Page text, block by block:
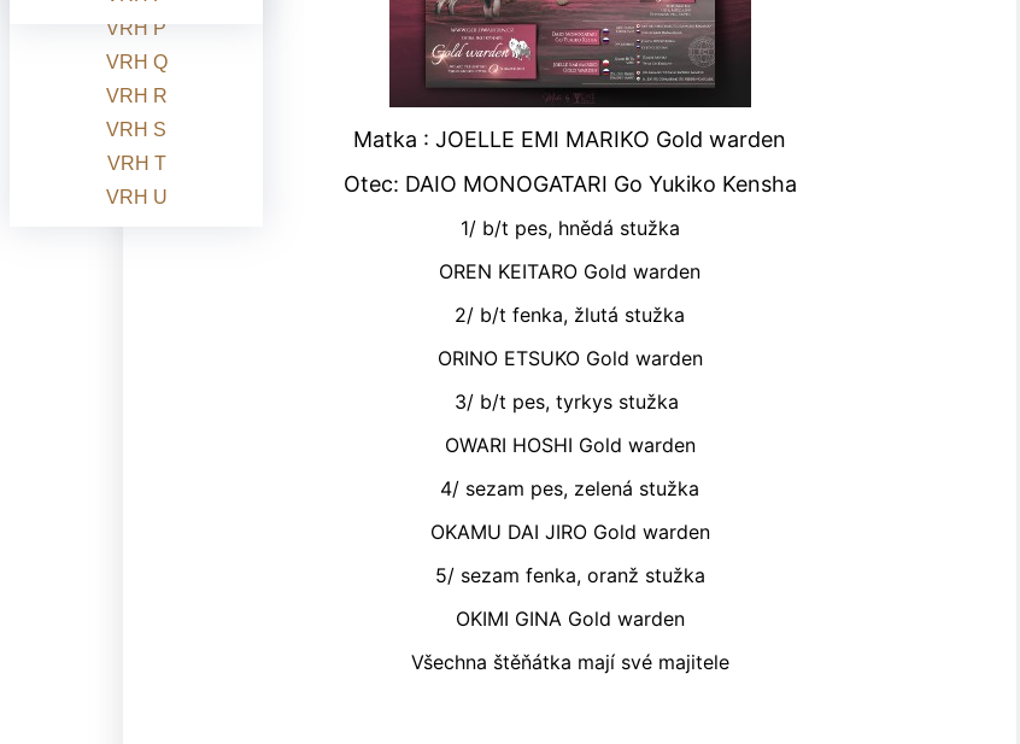
VRH P
VRH Q
VRH R
VRH S
VRH T
VRH U
Matka : JOELLE EMI MARIKO Gold warden
Otec: DAIO MONOGATARI Go Yukiko Kensha
1/ b/t pes, hnědá stužka
OREN KEITARO Gold warden
2/ b/t fenka, žlutá stužka
ORINO ETSUKO Gold warden
3/ b/t pes, tyrkys stužka
OWARI HOSHI Gold warden
4/ sezam pes, zelená stužka
OKAMU DAI JIRO Gold warden
5/ sezam fenka, oranž stužka
OKIMI GINA Gold warden
Všechna štěňátka mají své majitele